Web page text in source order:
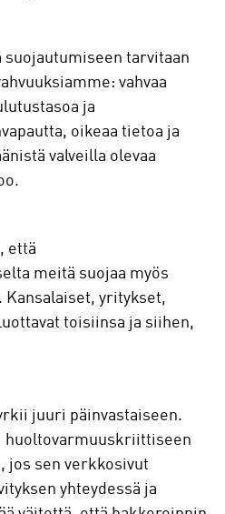
tarvitaan
vahvaa
ja
oikeaa tietoa ja
valveilla olevaa
että
meitä suojaa myös
Kansalaiset, yritykset,
toisiinsa ja siihen,
juuri päinvastaiseen.
huoltovarmuuskriittiseen
jos sen verkkosivut
yhteydessä ja